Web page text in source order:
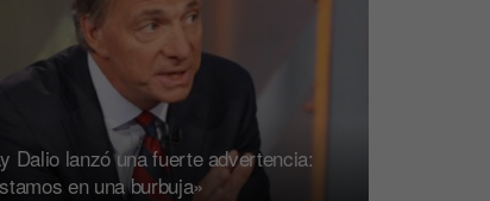
Dalio lanzó una fuerte advertencia:
en una burbuja»